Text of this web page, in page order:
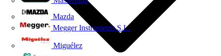
Mazda
Megger Instruments S.L.
Miguélez